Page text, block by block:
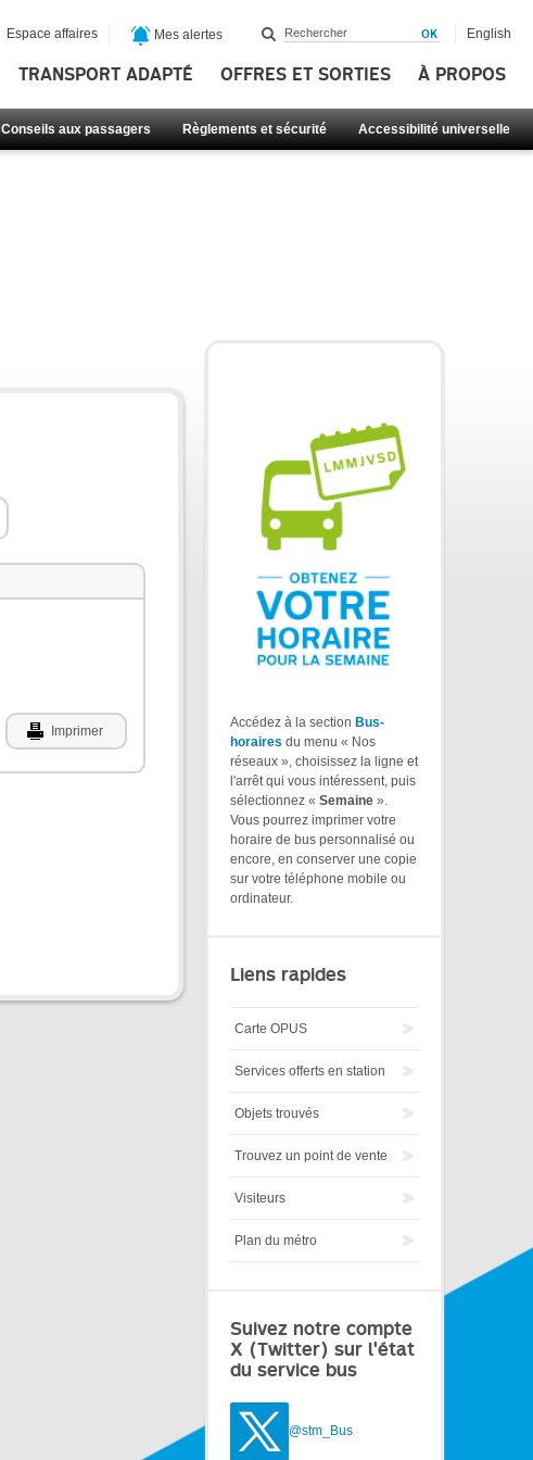
TRANSPORT ADAPTÉ OFFRES ET SORTIES À PROPOS
Conseils aux passagers Règlements et sécurité Accessibilité universelle
Espace affaires Mes alertes English
Imprimer
Accédez à la section Bus-
horaires du menu « Nos
réseaux », choisissez la ligne et
l'arrêt qui vous intéressent, puis
sélectionnez « Semaine ».
Vous pourrez imprimer votre
horaire de bus personnalisé ou
encore, en conserver une copie
sur votre téléphone mobile ou
ordinateur.
Liens rapides
Carte OPUS
Services offerts en station
Objets trouvés
Trouvez un point de vente
Visiteurs
Plan du métro
Suivez notre compte
X (Twitter) sur l'état
du service bus
@stm_Bus